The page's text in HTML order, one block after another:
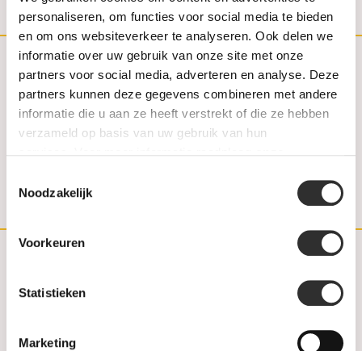
personaliseren, om functies voor social media te bieden
en om ons websiteverkeer te analyseren. Ook delen we
informatie over uw gebruik van onze site met onze
partners voor social media, adverteren en analyse. Deze
partners kunnen deze gegevens combineren met andere
informatie die u aan ze heeft verstrekt of die ze hebben
verzameld op basis van uw gebruik van hun
Noodzakelijk
Voorkeuren
Statistieken
Marketing
(030) 692 22 92
030-6922292